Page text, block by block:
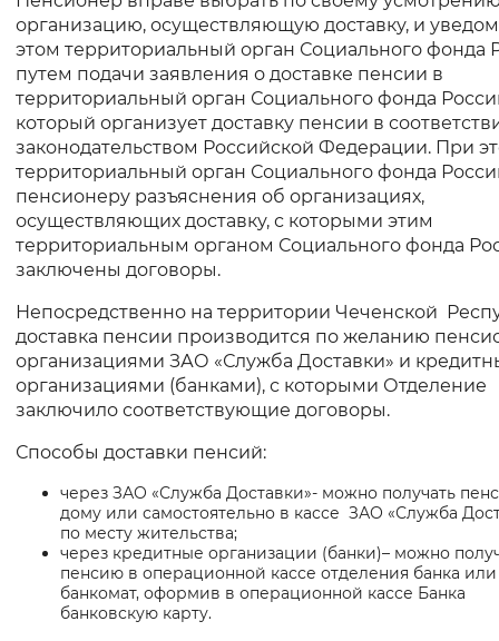
Цвет сайта
Монохромный Инверсивный
Синий фон
Изображения
Включены Выключены
Воспроизвести Остановить
Вернуть стандартные настройки
организацию, осуществляющую доставку, и
этом территориальный орган Социального фонда
путем подачи заявления о доставке пенсии в
территориальный орган Социального фонда
который организует доставку пенсии в
законодательством Российской Федерации. При
территориальный орган Социального фонда
пенсионеру разъяснения об организациях,
осуществляющих доставку, с которыми этим
территориальным органом Социального фонда
заключены договоры.
Непосредственно на территории Чеченской
доставка пенсии производится по желанию
организациями ЗАО «Служба Доставки» и
организациями (банками), с которыми Отделение
заключило соответствующие договоры.
Способы доставки пенсий:
через ЗАО «Служба Доставки»- можно получать
дому или самостоятельно в кассе ЗАО «Служба
по месту жительства;
через кредитные организации (банки)– можно
пенсию в операционной кассе отделения банка
банкомат, оформив в операционной кассе Банка
банковскую карту.